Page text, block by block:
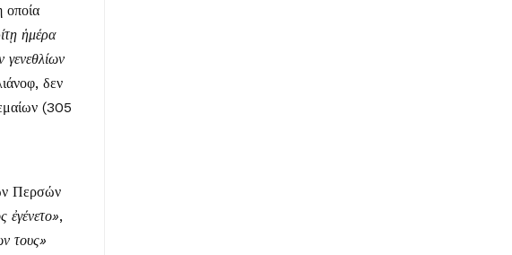
οποία
ἡμέρα
γενεθλίων
δεν
(305
Περσών
ἐγένετο»,
τους»